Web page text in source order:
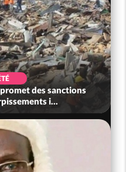
des sanctions
i...